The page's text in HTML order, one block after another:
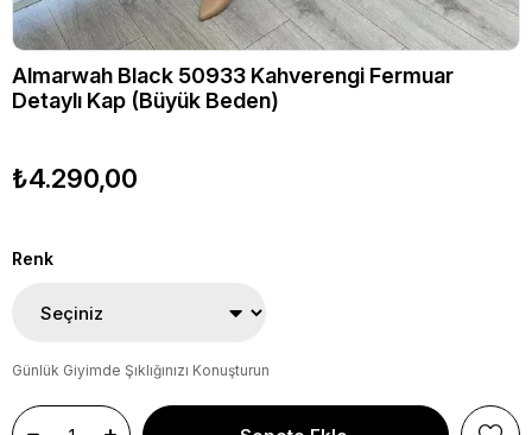
Almarwah Black 50933 Kahverengi Fermuar
Detaylı Kap (Büyük Beden)
₺4.290,00
Renk
Günlük Giyimde Şıklığınızı Konuşturun